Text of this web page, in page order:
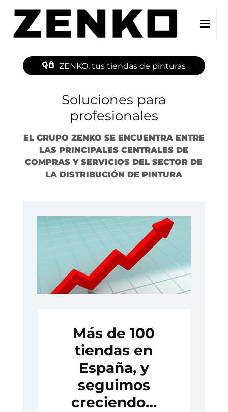
ZENKO, tus tiendas de pinturas
Soluciones para
profesionales
EL GRUPO ZENKO SE ENCUENTRA ENTRE
LAS PRINCIPALES CENTRALES DE
COMPRAS Y SERVICIOS DEL SECTOR DE
LA DISTRIBUCIÓN DE PINTURA
Más de 100
tiendas en
España, y
seguimos
creciendo…